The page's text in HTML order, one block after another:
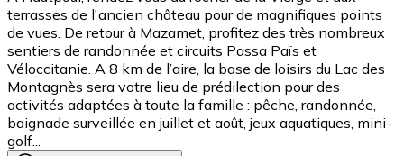
terrasses de l'ancien château pour de magnifiques points
de vues. De retour à Mazamet, profitez des très nombreux
sentiers de randonnée et circuits Passa Païs et
Véloccitanie. A 8 km de l’aire, la base de loisirs du Lac des
Montagnès sera votre lieu de prédilection pour des
activités adaptées à toute la famille : pêche, randonnée,
baignade surveillée en juillet et août, jeux aquatiques, mini-
golf...